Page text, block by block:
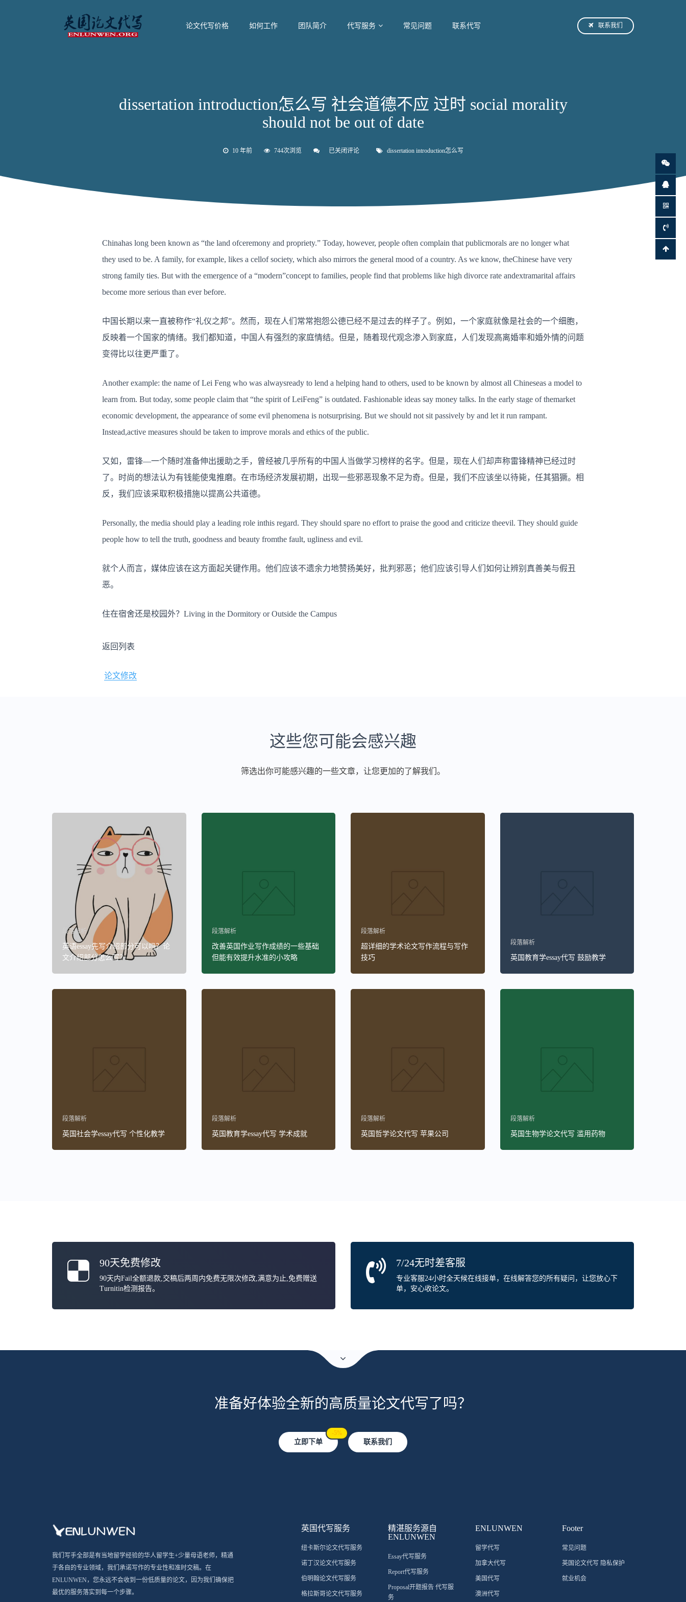
论文代写价格 如何工作 团队简介 代写服务 常见问题 联系代写 联系我们
dissertation introduction怎么写 社会道德不应 过时 social morality
should not be out of date
10 年前 744次浏览
dissertation
过
social
morality
should
date
已关闭评论 dissertation introduction怎么写
Chinahas long been known as “the land ofceremony and propriety.” Today, however, people often complain that publicmorals are no longer what
they used to be. A family, for example, likes a cellof society, which also mirrors the general mood of a country. As we know, theChinese have very
strong family ties. But with the emergence of a “modern”concept to families, people find that problems like high divorce rate andextramarital affairs
become more serious than ever before.
中国长期以来一直被称作“礼仪之邦”。然而，现在人们常常抱怨公德已经不是过去的样子了。例如，一个家庭就像是社会的一个细胞，
反映着一个国家的情绪。我们都知道，中国人有强烈的家庭情结。但是，随着现代观念渗入到家庭，人们发现高离婚率和婚外情的问题
变得比以往更严重了。
Another example: the name of Lei Feng who was alwaysready to lend a helping hand to others, used to be known by almost all Chineseas a model to
learn from. But today, some people claim that “the spirit of LeiFeng” is outdated. Fashionable ideas say money talks. In the early stage of themarket
economic development, the appearance of some evil phenomena is notsurprising. But we should not sit passively by and let it run rampant.
Instead,active measures should be taken to improve morals and ethics of the public.
又如，雷锋—一个随时准备伸出援助之手，曾经被几乎所有的中国人当做学习榜样的名字。但是，现在人们却声称雷锋精神已经过时
了。时尚的想法认为有钱能使鬼推磨。在市场经济发展初期，出现一些邪恶现象不足为奇。但是，我们不应该坐以待毙，任其猖獗。相
反，我们应该采取积极措施以提高公共道德。
Personally, the media should play a leading role inthis regard. They should spare no effort to praise the good and criticize theevil. They should guide
people how to tell the truth, goodness and beauty fromthe fault, ugliness and evil.
就个人而言，媒体应该在这方面起关键作用。他们应该不遗余力地赞扬美好，批判邪恶；他们应该引导人们如何让辨别真善美与假丑
恶。
住在宿舍还是校园外？Living in the Dormitory or Outside the Campus
返回列表
论文修改
这些您可能会感兴趣
筛选出你可能感兴趣的一些文章，让您更加的了解我们。
段落解析
英语essay先写介绍部分可以吗？论
文介绍部分怎么写？
段落解析
改善英国作业写作成绩的一些基础
但能有效提升水准的小攻略
段落解析
超详细的学术论文写作流程与写作
技巧
段落解析
英国教育学essay代写 鼓励教学
段落解析
英国社会学essay代写 个性化教学
段落解析
英国教育学essay代写 学术成就
段落解析
英国哲学论文代写 苹果公司
段落解析
英国生物学论文代写 滥用药物
90天免费修改
90天内Fail全额退款,交稿后两周内免费无限次修改,满意为止,免费赠送
Turnitin检测报告。
7/24无时差客服
专业客服24小时全天候在线接单，在线解答您的所有疑问，让您放心下
单，安心收论文。
准备好体验全新的高质量论文代写了吗？
立即下单
-5%
联系我们
我们写手全部是有当地留学经验的华人留学生+少量母语老师，精通
于各自的专业领域，我们承诺写作的专业性和准时交稿。在
ENLUNWEN，您永远不会收到一份低质量的论文，因为我们确保把
最优的服务落实到每一个步骤。
英国代写服务
纽卡斯尔论文代写服务
诺丁汉论文代写服务
伯明翰论文代写服务
格拉斯哥论文代写服务
精湛服务源自
ENLUNWEN
Essay代写服务
Report代写服务
Proposal开题报告 代写服
务
ENLUNWEN
留学代写
加拿大代写
美国代写
澳洲代写
Footer
常见问题
英国论文代写 隐私保护
就业机会